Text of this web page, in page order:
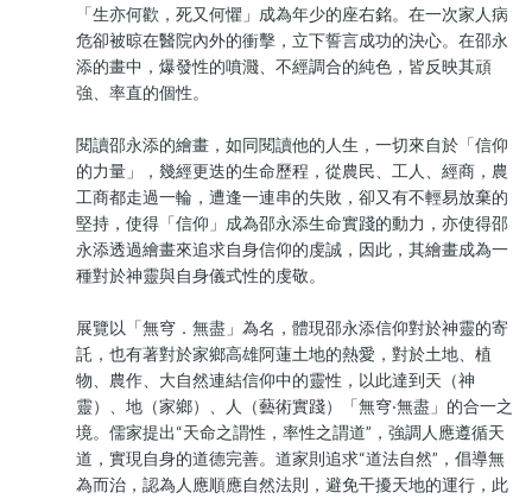
「生亦何歡，死又何懼」成為年少的座右銘。在一次家人病
危卻被晾在醫院內外的衝擊，立下誓言成功的決心。在邵永
添的畫中，爆發性的噴濺、不經調合的純色，皆反映其頑
強、率直的個性。
閱讀邵永添的繪畫，如同閱讀他的人生，一切來自於「信仰
的力量」，幾經更迭的生命歷程，從農民、工人、經商，農
工商都走過一輪，遭逢一連串的失敗，卻又有不輕易放棄的
堅持，使得「信仰」成為邵永添生命實踐的動力，亦使得邵
永添透過繪畫來追求自身信仰的虔誠，因此，其繪畫成為一
種對於神靈與自身儀式性的虔敬。
展覽以「無穹．無盡」為名，體現邵永添信仰對於神靈的寄
託，也有著對於家鄉高雄阿蓮土地的熱愛，對於土地、植
物、農作、大自然連結信仰中的靈性，以此達到天（神
靈）、地（家鄉）、人（藝術實踐）「無穹‧無盡」的合一之
境。儒家提出“天命之謂性，率性之謂道”，強調人應遵循天
道，實現自身的道德完善。道家則追求“道法自然”，倡導無
為而治，認為人應順應自然法則，避免干擾天地的運行，此